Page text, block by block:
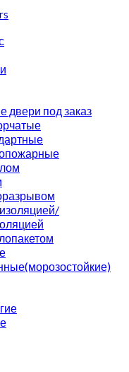
двери под заказ